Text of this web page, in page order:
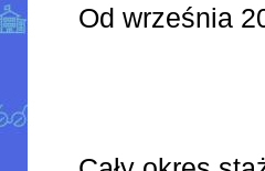
Od września